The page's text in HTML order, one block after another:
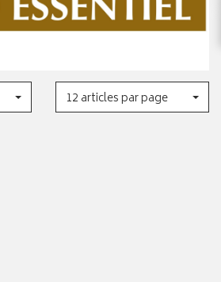
12 articles par page